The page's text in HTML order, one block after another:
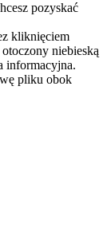
pozyskać
kliknięciem
niebieską
informacyjna.
pliku obok